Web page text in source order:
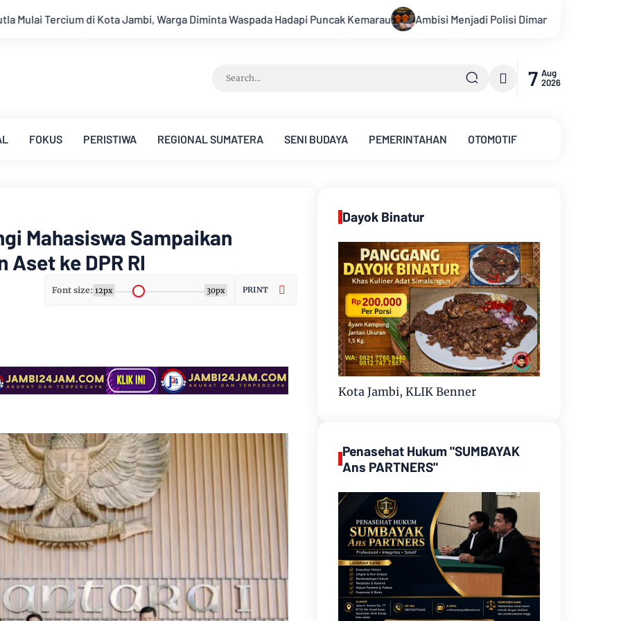
Waspada Hadapi Puncak Kemarau Ambisi Menjadi Polisi Dimanfaatkan Oknum, Dua Anggota Polda Jambi Diduga
7 Aug
2026
FOKUS PERISTIWA REGIONAL SUMATERA SENI BUDAYA PEMERINTAHAN OTOMOTIF
Mahasiswa Sampaikan
Aset ke DPR RI
Font size: 12px 30px PRINT
Dayok Binatur
Kota Jambi, KLIK Benner
Penasehat Hukum "SUMBAYAK
Ans PARTNERS"